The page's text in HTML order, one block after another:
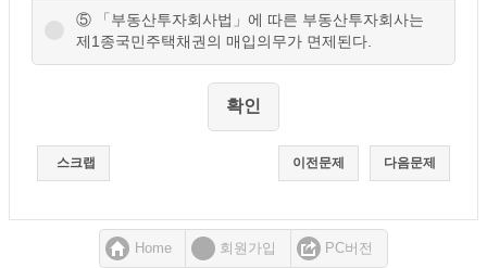
⑤ 「부동산투자회사법」에 따른 부동산투자회사는
제1종국민주택채권의 매입의무가 면제된다.
스크랩 다음문제
이전문제
Home 회원가입 PC버전